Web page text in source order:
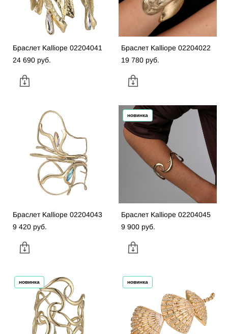
Браслет Kalliope 02204041
24 690 pуб.
Браслет Kalliope 02204022
19 780 pуб.
Браслет Kalliope 02204043
9 420 pуб.
новинка
Браслет Kalliope 02204045
9 900 pуб.
новинка новинка